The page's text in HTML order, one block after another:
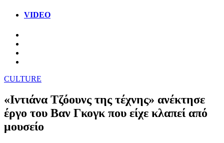
VIDEO
CULTURE
«Ιντιάνα Τζόουνς της τέχνης» ανέκτησε
έργο του Βαν Γκογκ που είχε κλαπεί από
μουσείο